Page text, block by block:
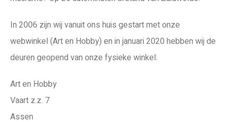
In 2006 zijn wij vanuit ons huis gestart met onze
webwinkel (Art en Hobby) en in januari 2020 hebben wij de
deuren geopend van onze fysieke winkel:
Art en Hobby
Vaart z.z. 7
Assen